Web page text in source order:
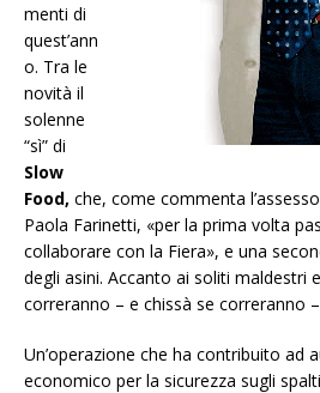
menti di
quest’ann
o. Tra le
novità il
solenne
“sì” di
Slow
Food, che, come commenta
Paola Farinetti, «per la prima volta
collaborare con la Fiera», e una
degli asini. Accanto ai soliti maldestri
correranno – e chissà se correranno
Un’operazione che ha contribuito ad
economico per la sicurezza sugli